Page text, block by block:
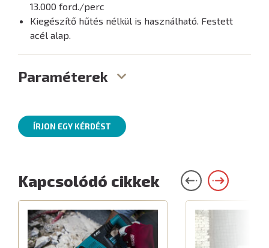
13.000 ford./perc
Kiegészítő hűtés nélkül is használható. Festett
acél alap.
Paraméterek
ÍRJON EGY KÉRDÉST
Kapcsolódó cikkek